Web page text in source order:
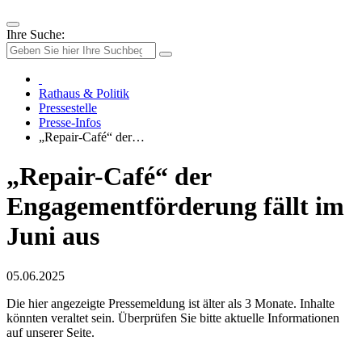
Ihre Suche:
Rathaus & Politik
Pressestelle
Presse-Infos
„Repair-Café“ der…
„Repair-Café“ der
Engagementförderung fällt im
Juni aus
05.06.2025
Die hier angezeigte Pressemeldung ist älter als 3 Monate. Inhalte
könnten veraltet sein. Überprüfen Sie bitte aktuelle Informationen
auf unserer Seite.